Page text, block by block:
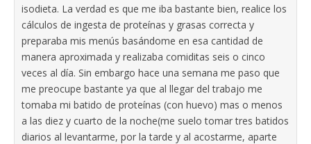
isodieta. La verdad es que me iba bastante bien, realice los
cálculos de ingesta de proteínas y grasas correcta y
preparaba mis menús basándome en esa cantidad de
manera aproximada y realizaba comiditas seis o cinco
veces al día. Sin embargo hace una semana me paso que
me preocupe bastante ya que al llegar del trabajo me
tomaba mi batido de proteínas (con huevo) mas o menos
a las diez y cuarto de la noche(me suelo tomar tres batidos
diarios al levantarme, por la tarde y al acostarme, aparte